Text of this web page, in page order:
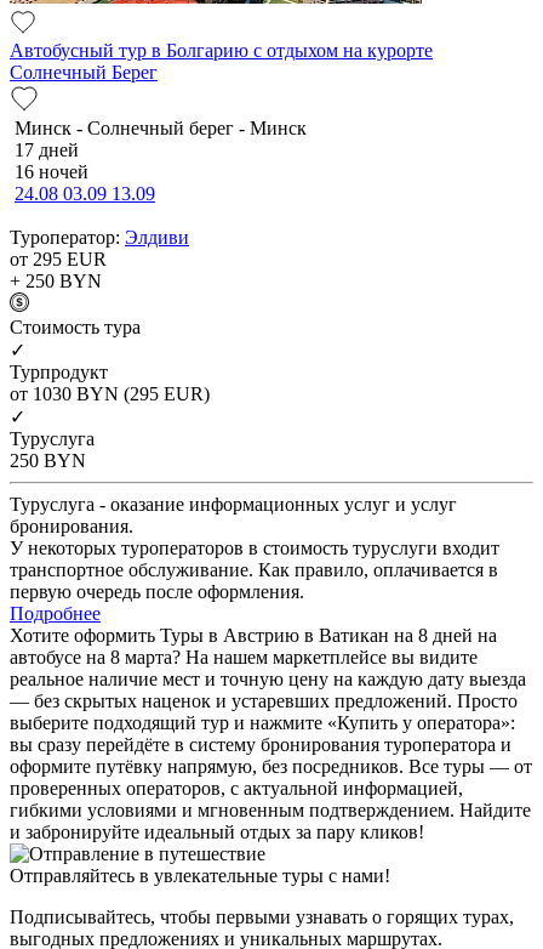
Автобусный тур в Болгарию с отдыхом на курорте
Солнечный Берег
Минск - Солнечный берег - Минск
17 дней
16 ночей
24.08 03.09 13.09
Туроператор: Элдиви
от 295 EUR
+ 250 BYN
Cтоимость тура
✓
Турпродукт
от 1030 BYN (295 EUR)
✓
Туруслуга
250 BYN
Туруслуга - оказание информационных услуг и услуг
бронирования.
У некоторых туроператоров в стоимость туруслуги входит
транспортное обслуживание. Как правило, оплачивается в
первую очередь после оформления.
Подробнее
Хотите оформить Туры в Австрию в Ватикан на 8 дней на
автобусе на 8 марта? На нашем маркетплейсе вы видите
реальное наличие мест и точную цену на каждую дату выезда
— без скрытых наценок и устаревших предложений. Просто
выберите подходящий тур и нажмите «Купить у оператора»:
вы сразу перейдёте в систему бронирования туроператора и
оформите путёвку напрямую, без посредников. Все туры — от
проверенных операторов, с актуальной информацией,
гибкими условиями и мгновенным подтверждением. Найдите
и забронируйте идеальный отдых за пару кликов!
Отправляйтесь в увлекательные туры с нами!
Подписывайтесь, чтобы первыми узнавать о горящих турах,
выгодных предложениях и уникальных маршрутах.